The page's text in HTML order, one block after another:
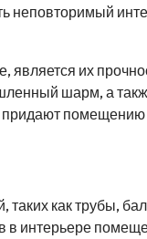
неповторимый
является их
шарм, а
придают помещению
как трубы,
в интерьере